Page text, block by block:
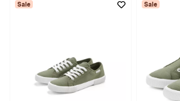
Sale Sale